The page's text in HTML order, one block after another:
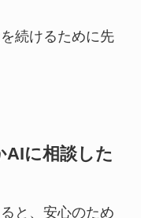
続けるために先
AIに相談した
と、安心のため